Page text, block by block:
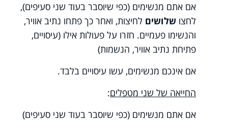
אם אתם מנשימים (כפי שיוסבר בעוד שני סעיפים),
לחצו שלושים לחיצות, ואחר כך פתחו נתיב אוויר,
והנשימו פעמיים. חזרו על פעולות אילו (עיסויים,
פתיחת נתיב אוויר, הנשמות)
אם אינכם מנשימים, עשו עיסויים בלבד.
החייאה של שני מטפלים:
אם אתם מנשימים (כפי שיוסבר בעוד שני סעיפים)